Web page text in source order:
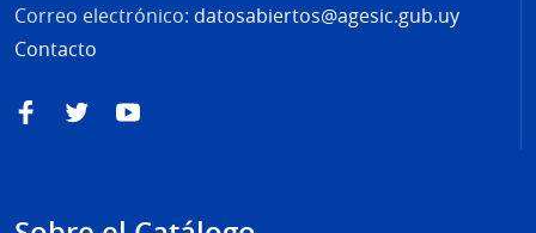
Correo electrónico: datosabiertos@agesic.gub.uy
Contacto
FacebookTwitterYouTube